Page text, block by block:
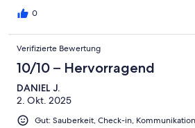
0
Verifizierte Bewertung
10/10 – Hervorragend
DANIEL J.
2. Okt. 2025
Gut: Sauberkeit, Check-in,